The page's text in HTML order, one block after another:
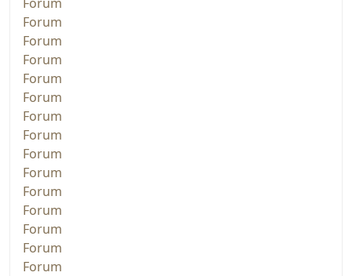
Forum
Forum
Forum
Forum
Forum
Forum
Forum
Forum
Forum
Forum
Forum
Forum
Forum
Forum